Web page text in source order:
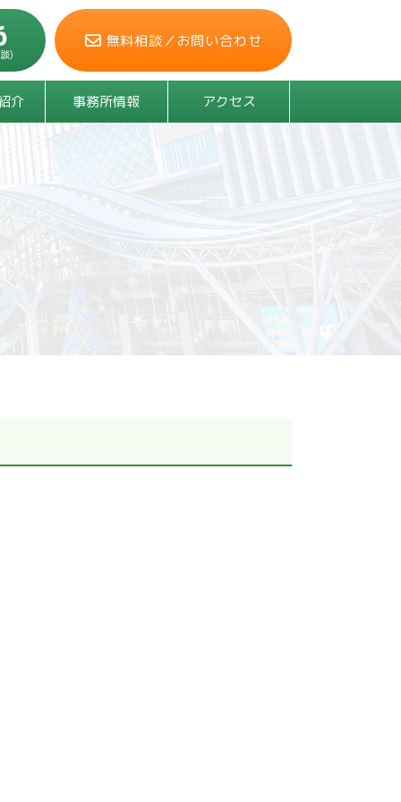
)
無料相談／お問い合わせ
介 事務所情報 アクセス